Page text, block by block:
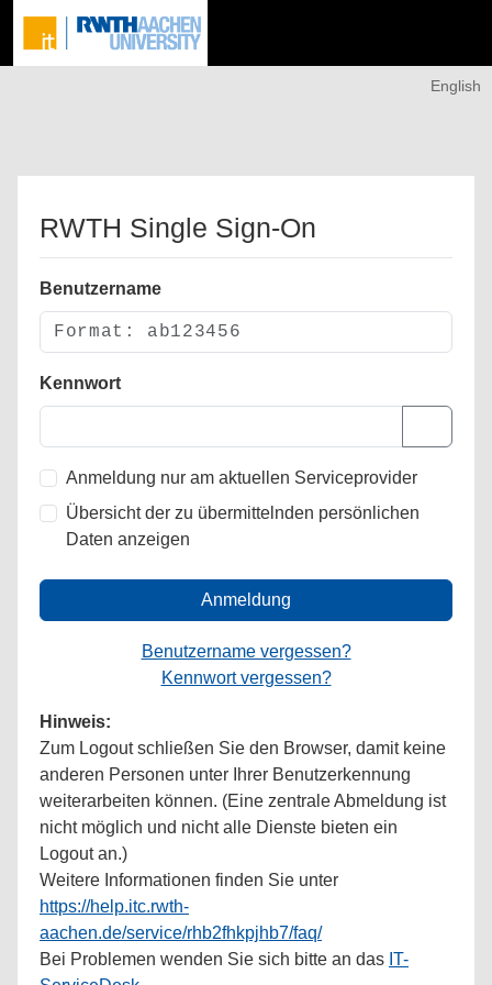
English
RWTH Single Sign-On
Benutzername
Kennwort
Anmeldung nur am aktuellen Serviceprovider
Übersicht der zu übermittelnden persönlichen
Daten anzeigen
Anmeldung
Benutzername vergessen?
Kennwort vergessen?
Hinweis:
Zum Logout schließen Sie den Browser, damit keine
anderen Personen unter Ihrer Benutzerkennung
weiterarbeiten können. (Eine zentrale Abmeldung ist
nicht möglich und nicht alle Dienste bieten ein
Logout an.)
Weitere Informationen finden Sie unter
https://help.itc.rwth-
aachen.de/service/rhb2fhkpjhb7/faq/
Bei Problemen wenden Sie sich bitte an das IT-